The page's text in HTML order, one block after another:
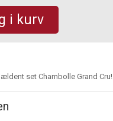
i kurv
set Chambolle Grand Cru!